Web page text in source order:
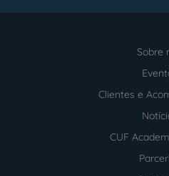
Sobre
Clientes e
CUF